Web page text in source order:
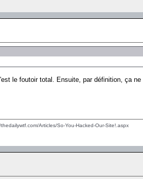
le foutoir total. Ensuite, par définition, ça
Articles/So-You-Hacked-Our-Site!.aspx